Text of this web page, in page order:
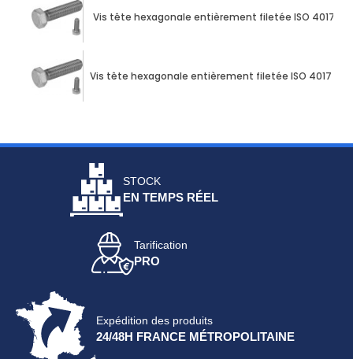
Vis tête hexagonale entièrement filetée ISO 4017 M10
Vis tête hexagonale entièrement filetée ISO 4017 M10
STOCK
EN TEMPS RÉEL
Tarification
PRO
Expédition des produits
24/48H FRANCE MÉTROPOLITAINE